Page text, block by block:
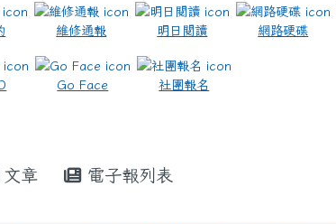
維修通報 明日閱讀 網路硬碟
Go Face 社團報名
章 電子報列表
\ title=https://www.icrt.com.tw/
m2.dles.tyc.edu.tw/learning-online/